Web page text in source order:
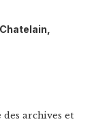
archives et